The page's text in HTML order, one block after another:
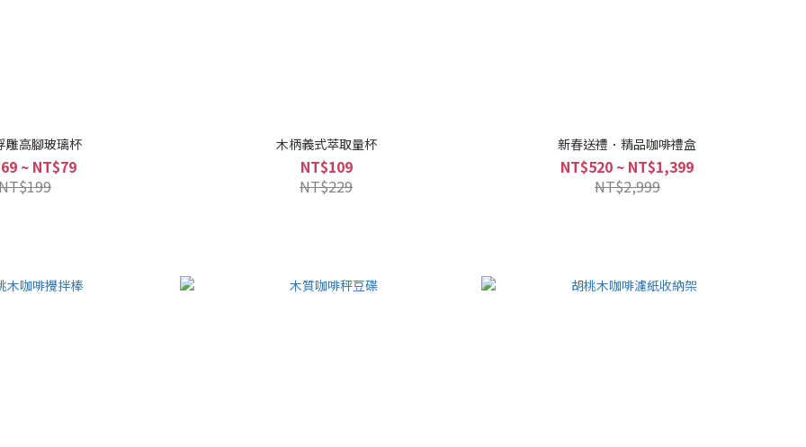
雕高腳玻璃杯
~ NT$79
木柄義式萃取量杯
NT$109
NT$229
新春送禮．精品咖啡禮盒
NT$520 ~ NT$1,399
NT$2,999